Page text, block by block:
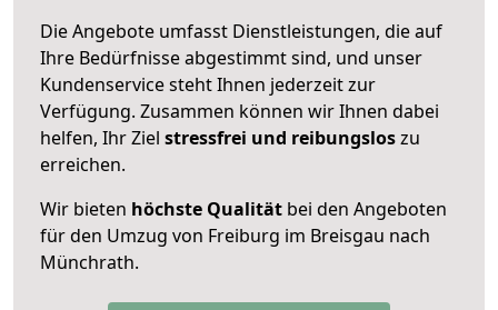
Die Angebote umfasst Dienstleistungen, die auf
Ihre Bedürfnisse abgestimmt sind, und unser
Kundenservice steht Ihnen jederzeit zur
Verfügung. Zusammen können wir Ihnen dabei
helfen, Ihr Ziel stressfrei und reibungsloszu
erreichen.
Wir bieten höchste Qualität bei den Angeboten
für den Umzug von Freiburg im Breisgau nach
Münchrath.